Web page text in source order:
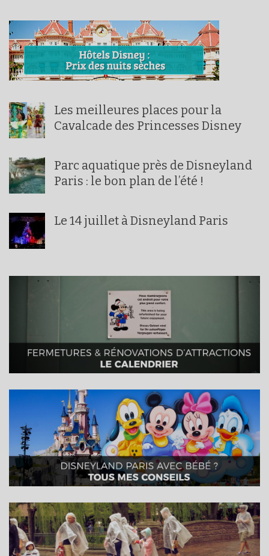
Les meilleures places pour la
Cavalcade des Princesses Disney
Parc aquatique près de Disneyland
Paris : le bon plan de l’été !
Le 14 juillet à Disneyland Paris